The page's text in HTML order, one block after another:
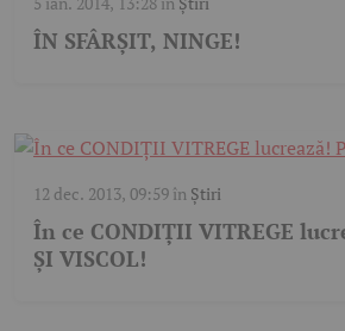
ÎN SFÂRȘIT, NINGE!
12 dec. 2013, 09:59 în Știri
În ce CONDIȚII VITREGE
ȘI VISCOL!